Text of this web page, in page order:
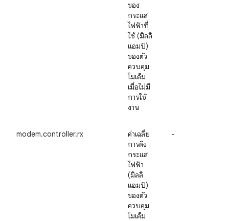
ของ
กระแส
ไฟฟ้าที่
ใช้ (มิลลิ
แอมป์)
ของตัว
ควบคุม
โมเด็ม
เมื่อไม่มี
การใช้
งาน
modem.controller.rx
ค่าเฉลี่ย
การดึง
กระแส
ไฟฟ้า
(มิลลิ
แอมป์)
ของตัว
ควบคุม
โมเด็ม
-